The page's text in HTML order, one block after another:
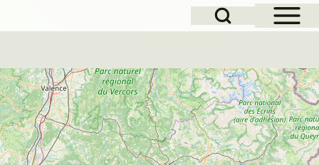
Open Sidebar
Open Search Block